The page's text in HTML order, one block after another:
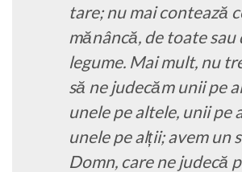
tare; nu mai contează
mănâncă, de toate sau
legume. Mai mult, nu
să ne judecăm unii pe
unele pe altele, unii pe
unele pe alții; avem un
Domn, care ne judecă